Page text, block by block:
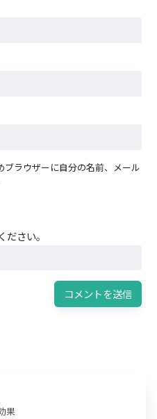
ラウザーに自分の名前、メール
さい。
果